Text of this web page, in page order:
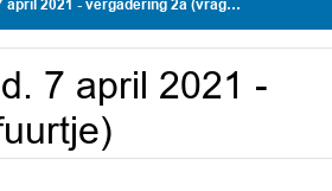
- vergadering 2a (vragenhalfuurtje)
7 april 2021 -